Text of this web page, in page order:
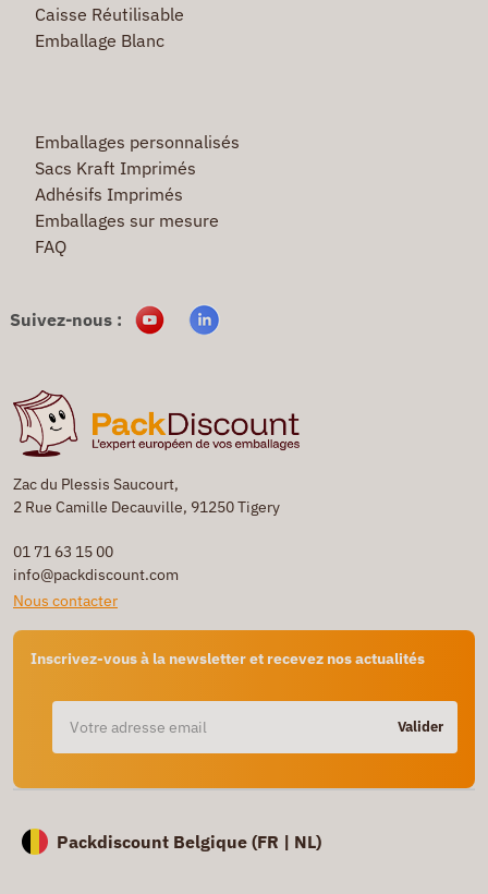
Zac du Plessis Saucourt,
2 Rue Camille Decauville, 91250 Tigery
01 71 63 15 00
info@packdiscount.com
Nous contacter
Inscrivez-vous à la newsletter et recevez nos actualités
Valider
Caisse Réutilisable
Emballage Blanc
Emballages personnalisés
Sacs Kraft Imprimés
Adhésifs Imprimés
Emballages sur mesure
FAQ
Suivez-nous :
Packdiscount Belgique (FR | NL)